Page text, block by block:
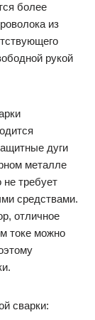
более
из
рукой
дуги
металле
требует
средствами.
отличное
токе можно
сварки: